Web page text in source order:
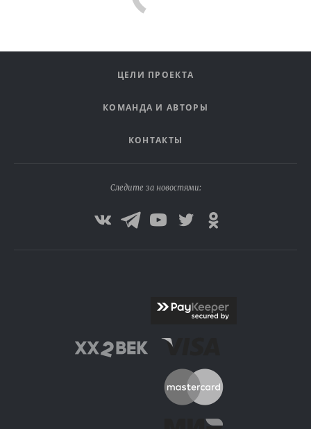
ЦЕЛИ ПРОЕКТА
КОМАНДА И АВТОРЫ
КОНТАКТЫ
Следите за новостями: